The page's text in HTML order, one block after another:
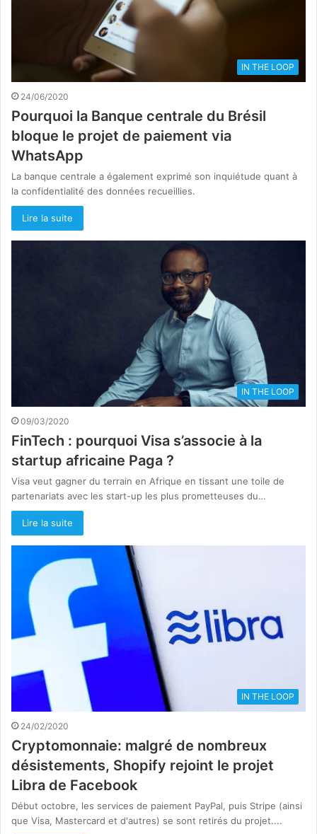
IN THE LOOP
24/06/2020
Pourquoi la Banque centrale du Brésil
bloque le projet de paiement via
WhatsApp
La banque centrale a également exprimé son inquiétude quant à
la confidentialité des données recueillies.
Lire la suite
IN THE LOOP
09/03/2020
FinTech : pourquoi Visa s’associe à la
startup africaine Paga ?
Visa veut gagner du terrain en Afrique en tissant une toile de
partenariats avec les start-up les plus prometteuses du…
Lire la suite
IN THE LOOP
24/02/2020
Cryptomonnaie: malgré de nombreux
désistements, Shopify rejoint le projet
Libra de Facebook
Début octobre, les services de paiement PayPal, puis Stripe (ainsi
que Visa, Mastercard et d'autres) se sont retirés du projet....